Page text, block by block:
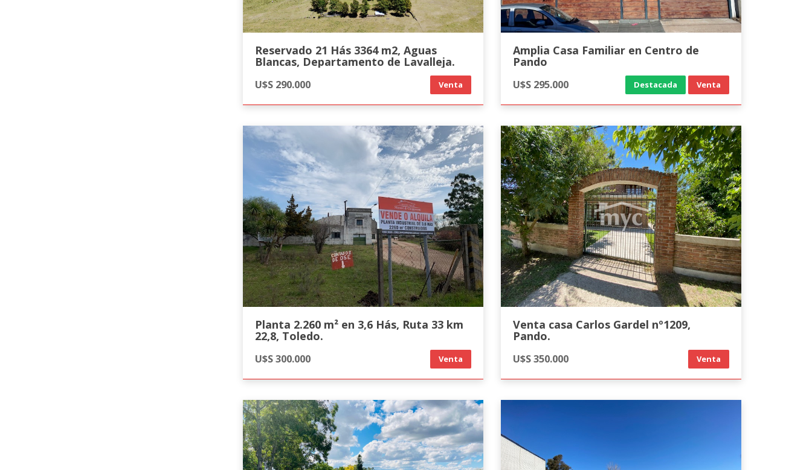
Reservado 21 Hás 3364 m2, Aguas
Blancas, Departamento de Lavalleja.
U$S 290.000 Venta
Amplia Casa Familiar en Centro de
Pando
U$S 295.000 Destacada Venta
Planta 2.260 m² en 3,6 Hás, Ruta 33 km
22,8, Toledo.
U$S 300.000 Venta
Venta casa Carlos Gardel nº1209,
Pando.
U$S 350.000 Venta